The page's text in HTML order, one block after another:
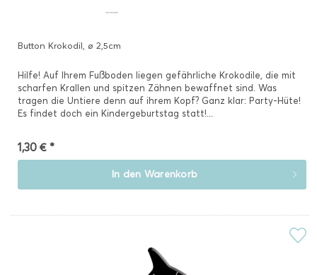
Button Krokodil, ø 2,5cm
Hilfe! Auf Ihrem Fußboden liegen gefährliche Krokodile, die mit
scharfen Krallen und spitzen Zähnen bewaffnet sind. Was
tragen die Untiere denn auf ihrem Kopf? Ganz klar: Party-Hüte!
Es findet doch ein Kindergeburtstag statt!...
1,30 € *
In den Warenkorb